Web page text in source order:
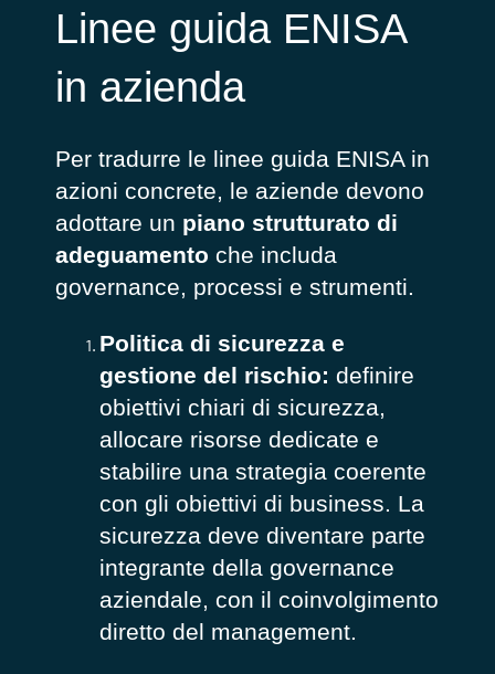
Linee guida ENISA
in azienda
Per tradurre le linee guida ENISA in
azioni concrete, le aziende devono
adottare un piano strutturato di
adeguamento che includa
governance, processi e strumenti.
Politica di sicurezza e
gestione del rischio: definire
obiettivi chiari di sicurezza,
allocare risorse dedicate e
stabilire una strategia coerente
con gli obiettivi di business. La
sicurezza deve diventare parte
integrante della governance
aziendale, con il coinvolgimento
diretto del management.